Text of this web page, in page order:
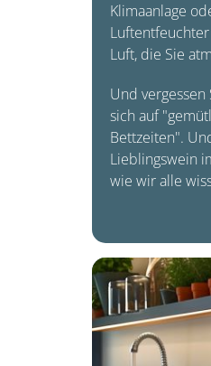
Klimaanlage
Luft, die Sie
Und
sich auf
Bettzeiten".
Lieblingswein
wie wir alle